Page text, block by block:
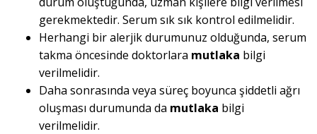
gerekmektedir. Serum sık sık kontrol edilmelidir.
Herhangi bir alerjik durumunuz olduğunda, serum
takma öncesinde doktorlara mutlaka bilgi
verilmelidir.
Daha sonrasında veya süreç boyunca şiddetli ağrı
oluşması durumunda da mutlaka bilgi
verilmelidir.